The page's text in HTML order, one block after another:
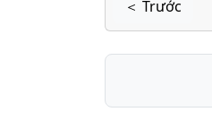
Châm-ngôn
＜ Trước